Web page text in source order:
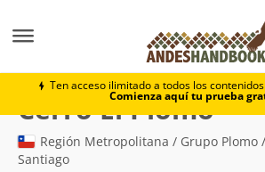
Ten acceso ilimitado a todos los
Comienza aquí tu prueba
Cerro El Plomo
Cerro El Plomo
Región Metropolitana / Grupo Plomo
Santiago